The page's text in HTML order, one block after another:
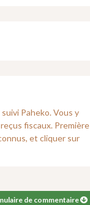
Paheko. Vous y
fiscaux. Première
et cliquer sur
de commentaire